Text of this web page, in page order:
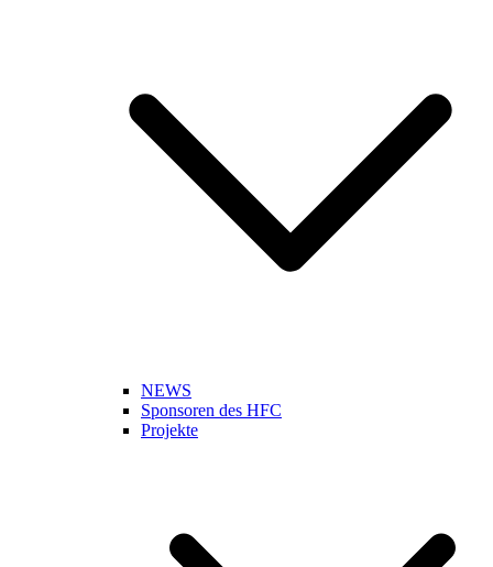
NEWS
Sponsoren des HFC
Projekte